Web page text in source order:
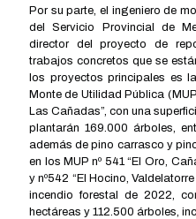
Por su parte, el ingeniero de
del Servicio Provincial de
director del proyecto de
trabajos concretos que se
los proyectos principales es
Monte de Utilidad Pública
Las Cañadas”, con una
plantarán 169.000 árboles,
además de pino carrasco y
en los MUP nº 541 “El Oro,
y nº542 “El Hocino,
incendio forestal de 2022,
hectáreas y 112.500 árboles,